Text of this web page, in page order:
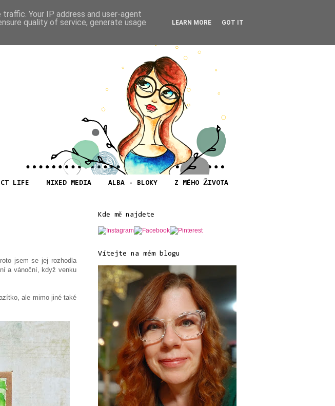
LIFE MIXED MEDIA ALBA - BLOKY Z MÉHO ŽIVOTA
jsem se jej rozhodla
a vánoční, když venku
ale mimo jiné také
Kde mě najdete
Vítejte na mém blogu
Your IP address and user-agent
quality of service, generate usage
LEARN MORE GOT IT